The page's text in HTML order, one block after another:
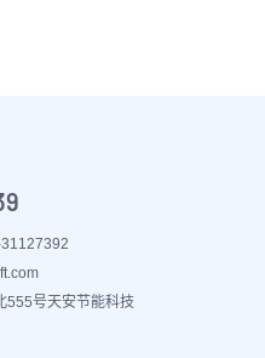
555号天安节能科技